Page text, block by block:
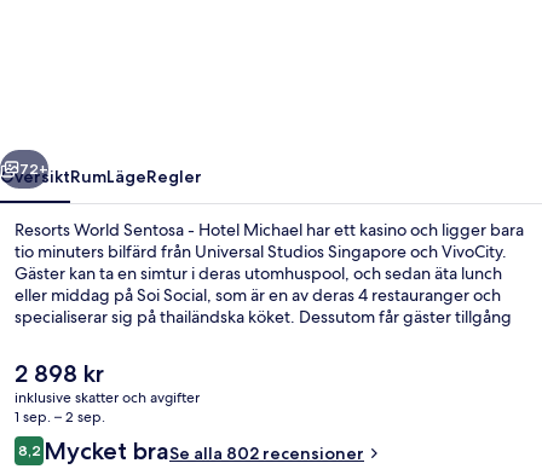
Nästa
72+
ÖversiktRumLägeRegler
Resorts World Sentosa - Hotel Michael har ett kasino och ligger bara
tio minuters bilfärd från Universal Studios Singapore och VivoCity.
Gäster kan ta en simtur i deras utomhuspool, och sedan äta lunch
eller middag på Soi Social, som är en av deras 4 restauranger och
specialiserar sig på thailändska köket. Dessutom får gäster tillgång
hotell i lyxstil. Andra resenärer brukar hylla den generella
standarden.
Det
nuvarande
priset
är
2 898 kr
2 898 kr
inklusive skatter och avgifter
1 sep. – 2 sep.
Recensioner
8,28,2 av 10,
Mycket braSe alla 802 recensioner